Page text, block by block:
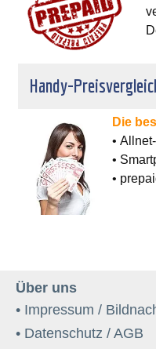
Handy-
Die
•
•
•
Über uns
• Impressum /
• Datenschutz / AGB